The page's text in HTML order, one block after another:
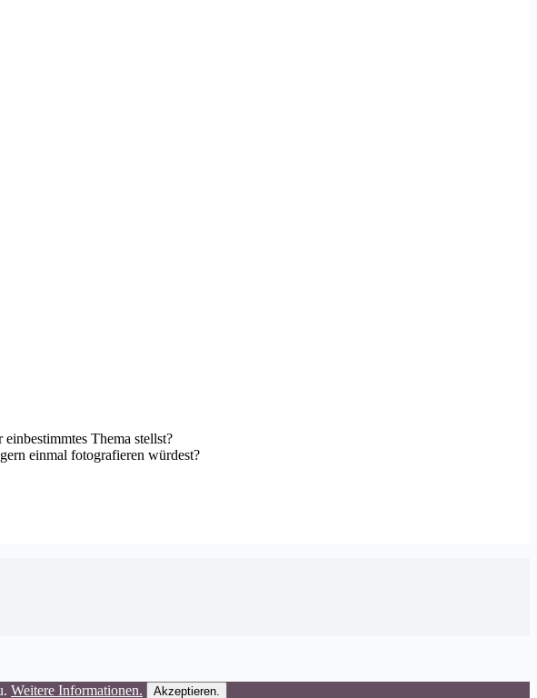
Thema stellst?
einmal fotografieren würdest?
Weitere Informationen. Akzeptieren.